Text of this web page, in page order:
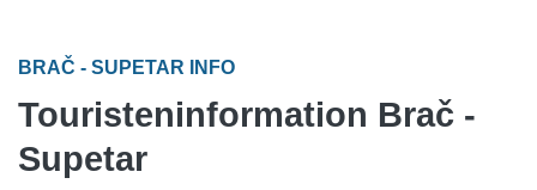
BRAČ - SUPETAR INFO
Touristeninformation Brač -
Supetar